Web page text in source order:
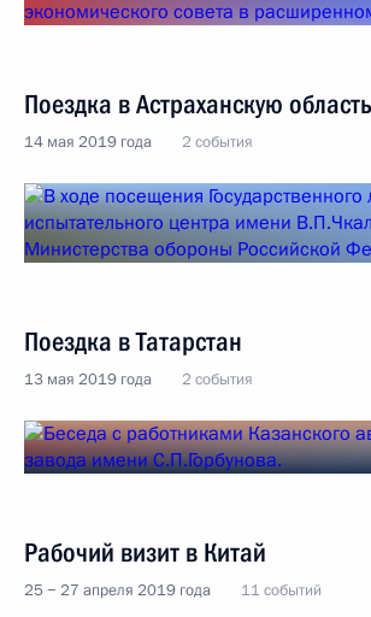
Поездка в Астраханскую область
14 мая 2019 года 2 события
Поездка в Татарстан
13 мая 2019 года 2 события
Рабочий визит в Китай
25 − 27 апреля 2019 года 11 событий